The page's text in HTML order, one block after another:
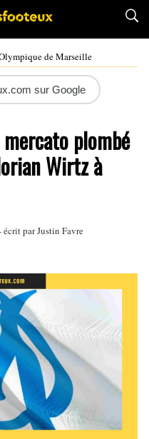
de Marseille
sur Google
plombé
Wirtz à
écrit parJustin Favre